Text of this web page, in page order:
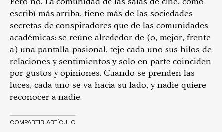
escribí más arriba, tiene más de las sociedades
secretas de conspiradores que de las comunidades
académicas: se reúne alrededor de (o, mejor, frente
a) una pantalla-pasional, teje cada uno sus hilos de
relaciones y sentimientos y solo en parte coinciden
por gustos y opiniones. Cuando se prenden las
luces, cada uno se va hacia su lado, y nadie quiere
reconocer a nadie.
COMPARTIR ARTÍCULO